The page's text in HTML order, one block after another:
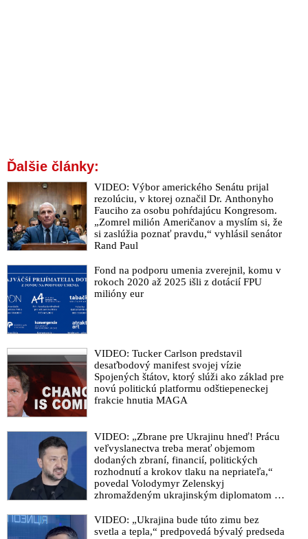
Ďalšie články:
VIDEO: Výbor amerického Senátu prijal
rezolúciu, v ktorej označil Dr. Anthonyho
Fauciho za osobu pohŕdajúcu Kongresom.
„Zomrel milión Američanov a myslím si, že
si zaslúžia poznať pravdu,“ vyhlásil senátor
Rand Paul
Fond na podporu umenia zverejnil, komu v
rokoch 2020 až 2025 išli z dotácií FPU
milióny eur
VIDEO: Tucker Carlson predstavil
desaťbodový manifest svojej vízie
Spojených štátov, ktorý slúži ako základ pre
novú politickú platformu odštiepeneckej
frakcie hnutia MAGA
VIDEO: „Zbrane pre Ukrajinu hneď! Prácu
veľvyslanectva treba merať objemom
dodaných zbraní, financií, politických
rozhodnutí a krokov tlaku na nepriateľa,“
povedal Volodymyr Zelenskyj
zhromaždeným ukrajinským diplomatom v
že USA Ukrajine nedodajú protiraketové
systémy Patriot
VIDEO: „Ukrajina bude túto zimu bez
svetla a tepla,“ predpovedá bývalý predseda